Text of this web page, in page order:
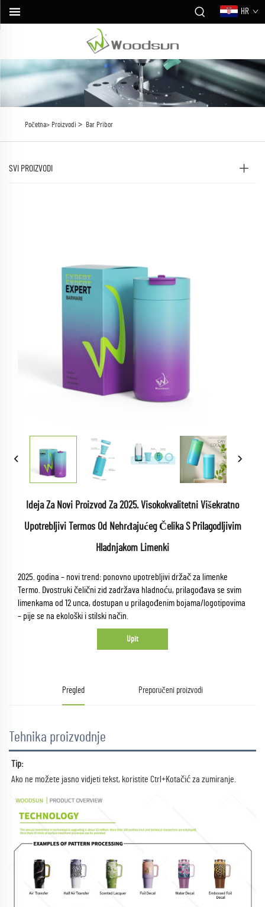
HR
Početna> Proizvodi > Bar Pribor
SVI PROIZVODI
Ideja Za Novi Proizvod Za 2025. Visokokvalitetni Višekratno
Upotrebljivi Termos Od Nehrđajućeg Čelika S Prilagodljivim
Hladnjakom Limenki
2025. godina – novi trend: ponovno upotrebljivi držač za limenke
Termo. Dvostruki čelični zid zadržava hladnoću, prilagođava se svim
limenkama od 12 unca, dostupan u prilagođenim bojama/logotipovima
– pije se na ekološki i stilski način.
Upit
Pregled Preporučeni proizvodi
Tehnika proizvodnje
Tip:
Ako ne možete jasno vidjeti tekst, koristite Ctrl+Kotačić za zumiranje.